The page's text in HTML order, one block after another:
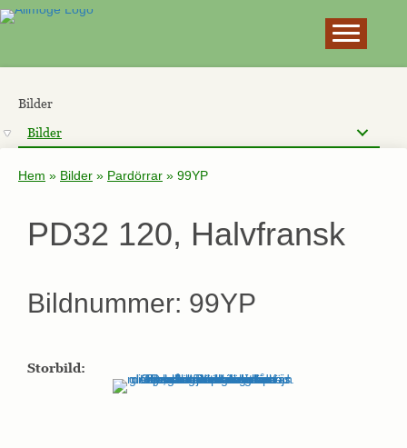
Bilder
Bilder
Hem » Bilder » Pardörrar » 99YP
PD32 120, Halvfransk
Bildnummer: 99YP
Storbild: